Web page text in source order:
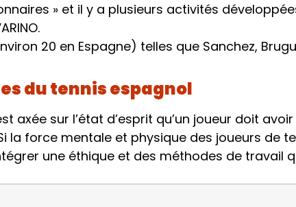
» et il y a plusieurs activités
20 en Espagne) telles que Sanchez,
du tennis espagnol
axée sur l’état d’esprit qu’un joueur doit
la force mentale et physique des joueurs de
une éthique et des méthodes de